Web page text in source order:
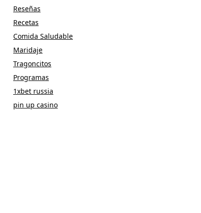
Reseñas
Recetas
Comida Saludable
Maridaje
Tragoncitos
Programas
1xbet russia
pin up casino